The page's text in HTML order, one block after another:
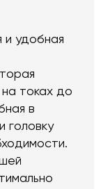
удобная
токах до
в
головку